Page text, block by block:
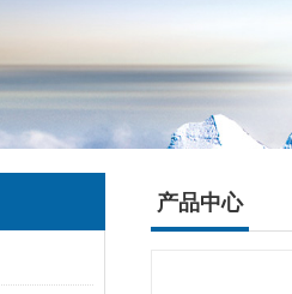
产品中心